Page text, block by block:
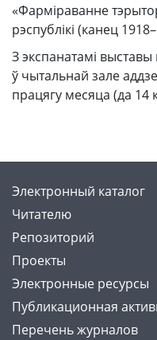
«Фарміраванне
рэспублікі (канец
З экспанатамі
ў чытальнай зале
працягу месяца (да 14
Электронный каталог
Читателю
Репозиторий
Проекты
Электронные ресурсы
Публикационная
Перечень журналов